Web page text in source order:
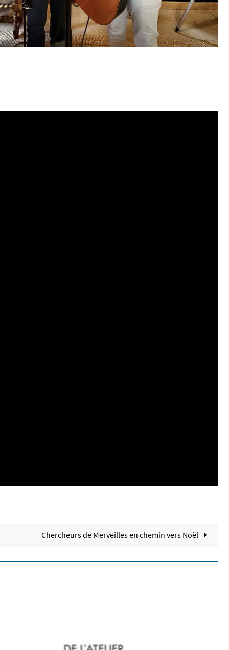
Chercheurs de Merveilles en chemin vers Noël